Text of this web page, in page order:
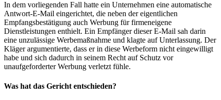
In dem vorliegenden Fall hatte ein Unternehmen eine automatische
Antwort-E-Mail eingerichtet, die neben der eigentlichen
Empfangsbestätigung auch Werbung für firmeneigene
Dienstleistungen enthielt. Ein Empfänger dieser E-Mail sah darin
eine unzulässige Werbemaßnahme und klagte auf Unterlassung. Der
Kläger argumentierte, dass er in diese Werbeform nicht eingewilligt
habe und sich dadurch in seinem Recht auf Schutz vor
unaufgeforderter Werbung verletzt fühle.
Was hat das Gericht entschieden?